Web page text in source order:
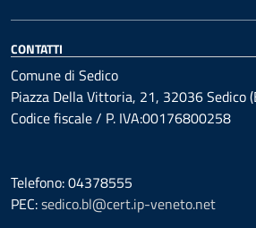
CONTATTI
Comune di Sedico
Piazza Della Vittoria, 21, 32036 Sedico
Codice fiscale / P. IVA:00176800258
Telefono: 04378555
PEC:sedico.bl@cert.ip-veneto.net